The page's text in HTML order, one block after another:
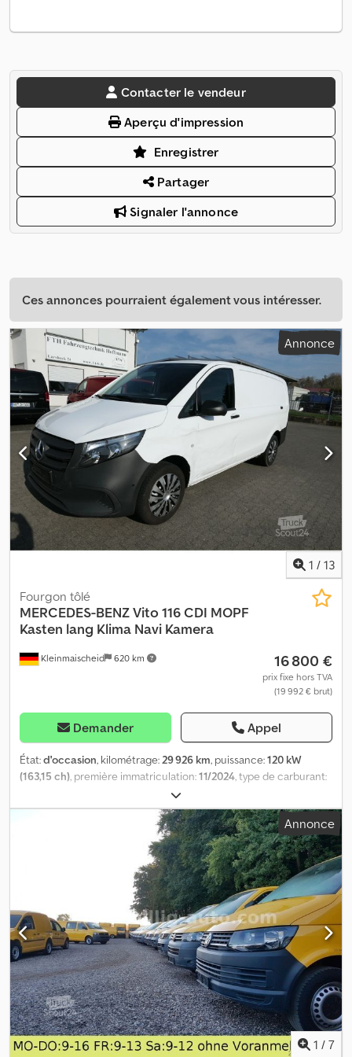
Contacter le vendeur
Aperçu d'impression
Enregistrer
Partager
Signaler l'annonce
Ces annonces pourraient également vous intéresser.
Annonce
1 / 13
Kleinmaischeid 620 km
Fourgon tôlé
MERCEDES-BENZVito 116 CDI MOPF
Kasten lang Klima Navi Kamera
16 800 €
prix fixe hors TVA
(19 992 € brut)
Demander Appel
État:d'occasion, kilométrage: 29 926 km, puissance:120 kW
(163,15 ch) , première immatriculation:11/2024 , type de carburant:
, prochaine inspection (TÜV):
couleur:blanc, classe d'émission:Euro 6, Équipement:ABS, a eu
un accident, climatisation, filtre à particules, système de
, * N° de véhicule : 17 * Euro 6 vignette
environnementale verte * Fourgon long * Climatisation
automatique * Système de navigation avec écran * Caméra de
recul Cedpfxjyyfzys Aphjha * Capteurs de stationnement avant et
arrière * Régulateur de vitesse * Volant multifonction * Siège
conducteur chauffant * Boîte de vitesses 6 rapports * 3 sièges *
Cloison de séparation * Habillage du compartiment de
chargement (plancher + parois) * Vitres électriques *
Verrouillage centralisé * Airbag * ABS * ASR * Véhicule allemand,
première main * Kilométrage d’origine ---- -> Veuillez noter que
les visites sont uniquement possibles sur rendez-vous préalable.
Merci de votre compréhension. -> La vente est réservée aux
professionnels ou à l’export. Les informations, photos et liste
Annonce
1 / 7